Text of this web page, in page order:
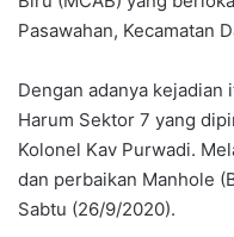
Pasawahan, Kecamatan
Dengan adanya kejadian
Harum Sektor 7 yang
Kolonel Kav Purwadi.
dan perbaikan Manhole
Sabtu (26/9/2020).